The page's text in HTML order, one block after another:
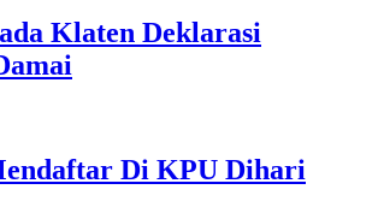
Klaten Deklarasi
Di KPU Dihari